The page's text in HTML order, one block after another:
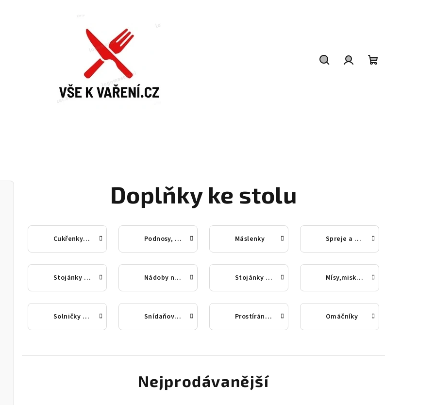
Doplňky ke stolu
Cukřenky a mlékovky Podnosy, tácy a poklopy Máslenky Spreje a nádoby na olej/ocet
Stojánky a kroužky na ubrousky Nádoby na med a doplňky Stojánky na vajíčka a doplňky Mísy,misky a koše
Solničky a pepřenky Snídaňové a servírovací prkna Prostírání a podložky Omáčníky
Nejprodávanější